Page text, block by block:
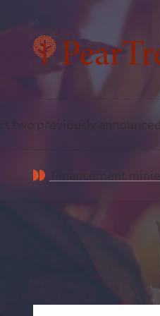
announced tax
Financement